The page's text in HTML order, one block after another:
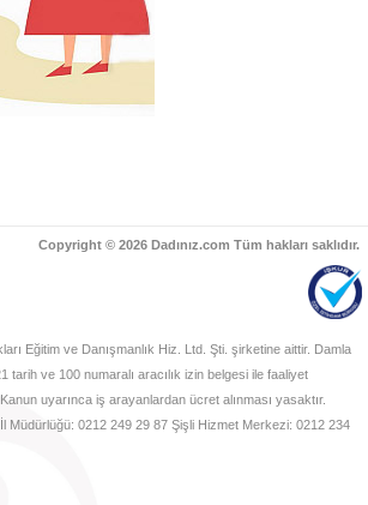
Copyright © 2026 Dadınız.com Tüm hakları saklıdır.
Eğitim ve Danışmanlık Hiz. Ltd. Şti. şirketine aittir. Damla
tarih ve 100 numaralı aracılık izin belgesi ile faaliyet
uyarınca iş arayanlardan ücret alınması yasaktır.
Müdürlüğü: 0212 249 29 87 Şişli Hizmet Merkezi: 0212 234